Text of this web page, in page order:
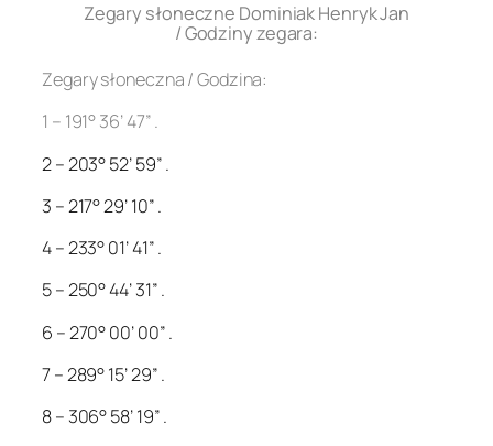
Zegary słoneczne Dominiak Henryk Jan
/ Godziny zegara:
Zegary słoneczna / Godzina:
1 – 191° 36’ 47” .
2 – 203° 52’ 59” .
3 – 217° 29’ 10” .
4 – 233° 01’ 41” .
5 – 250° 44’ 31” .
6 – 270° 00’ 00” .
7 – 289° 15’ 29” .
8 – 306° 58’ 19” .